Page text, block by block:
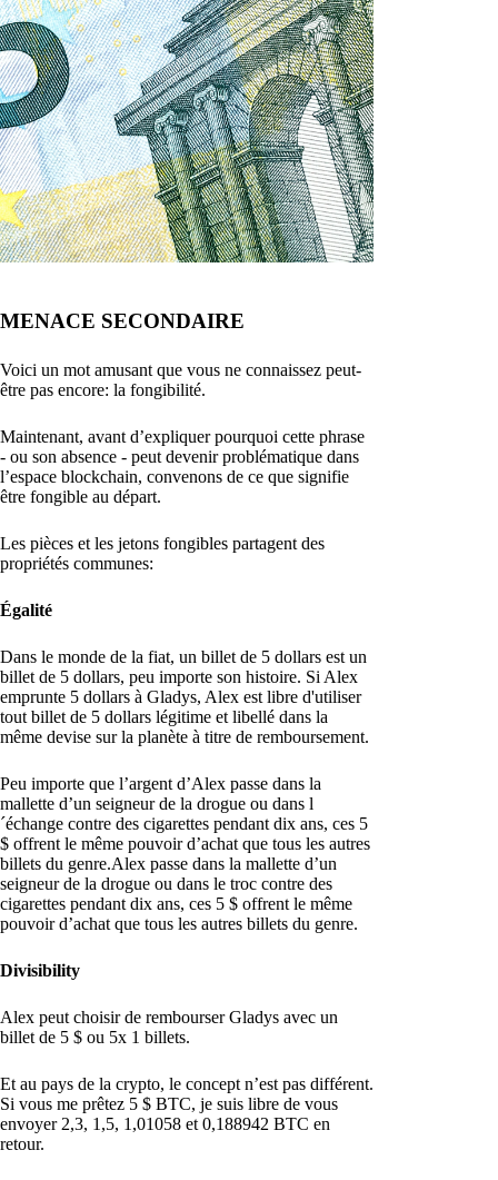
MENACE SECONDAIRE
Voici un mot amusant que vous ne connaissez peut-
être pas encore: la fongibilité.
Maintenant, avant d’expliquer pourquoi cette phrase
- ou son absence - peut devenir problématique dans
l’espace blockchain, convenons de ce que signifie
être fongible au départ.
Les pièces et les jetons fongibles partagent des
propriétés communes:
Égalité
Dans le monde de la fiat, un billet de 5 dollars est un
billet de 5 dollars, peu importe son histoire. Si Alex
emprunte 5 dollars à Gladys, Alex est libre d'utiliser
tout billet de 5 dollars légitime et libellé dans la
même devise sur la planète à titre de remboursement.
Peu importe que l’argent d’Alex passe dans la
mallette d’un seigneur de la drogue ou dans l
´échange contre des cigarettes pendant dix ans, ces 5
$ offrent le même pouvoir d’achat que tous les autres
billets du genre.Alex passe dans la mallette d’un
seigneur de la drogue ou dans le troc contre des
cigarettes pendant dix ans, ces 5 $ offrent le même
pouvoir d’achat que tous les autres billets du genre.
Divisibility
Alex peut choisir de rembourser Gladys avec un
billet de 5 $ ou 5x 1 billets.
Et au pays de la crypto, le concept n’est pas différent.
Si vous me prêtez 5 $ BTC, je suis libre de vous
envoyer 2,3, 1,5, 1,01058 et 0,188942 BTC en
retour.